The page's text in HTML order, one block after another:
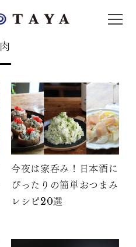
肉
今夜は家呑み！日本酒に
ぴったりの簡単おつまみ
レシピ20選